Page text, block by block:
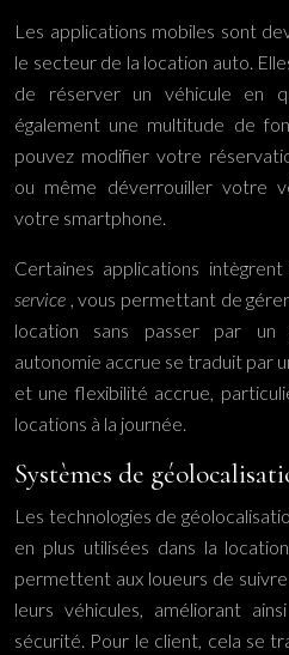
Les applications mobiles sont
le secteur de la location auto.
de réserver un véhicule en
également une multitude de
pouvez modifier votre
ou même déverrouiller votre
votre smartphone.
Certaines applications
service , vous permettant de
location sans passer par un
autonomie accrue se traduit par
et une flexibilité accrue,
locations à la journée.
Systèmes de
Les technologies de
en plus utilisées dans la
permettent aux loueurs de
leurs véhicules, améliorant
sécurité. Pour le client, cela se